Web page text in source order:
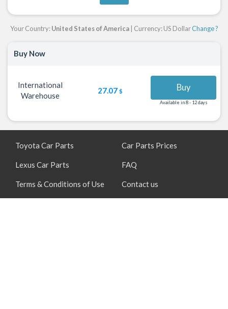
Your Country:United States of America| Currency: US DollarChange ?
Buy Now
International
Warehouse
27.07 $ Buy
Available in 8 - 12 days
Toyota Car Parts
Lexus Car Parts
Terms & Conditions of Use
Car Parts Prices
FAQ
Contact us